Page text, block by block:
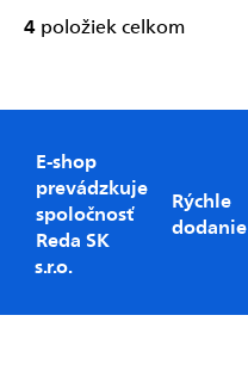
Ovládacie
4 položiek celkom
E-shop
prevádzkuje
spoločnosť
Reda SK
s.r.o.
Rýchle
dodanie